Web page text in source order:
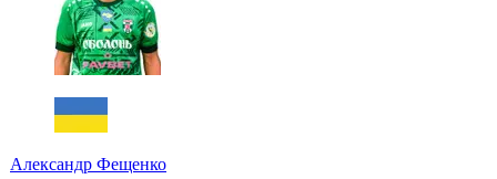
Александр Фещенко